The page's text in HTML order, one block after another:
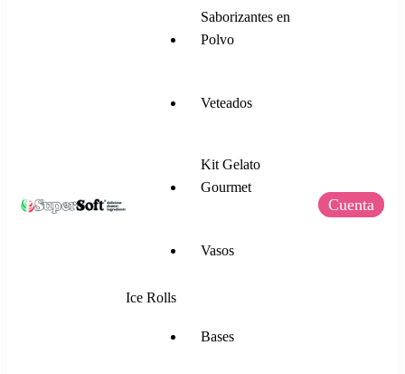
Mezclas para Helado Suave, Frozen Yogurt,
Saborizantes en
Polvo
Veteados
Kit Gelato
Gourmet
Vasos
Ice Rolls
Bases
Cuenta